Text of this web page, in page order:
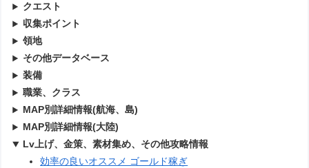
クエスト
収集ポイント
領地
その他データベース
装備
職業、クラス
MAP別詳細情報(航海、島)
MAP別詳細情報(大陸)
Lv上げ、金策、素材集め、その他攻略情報
効率の良いオススメ ゴールド稼ぎ